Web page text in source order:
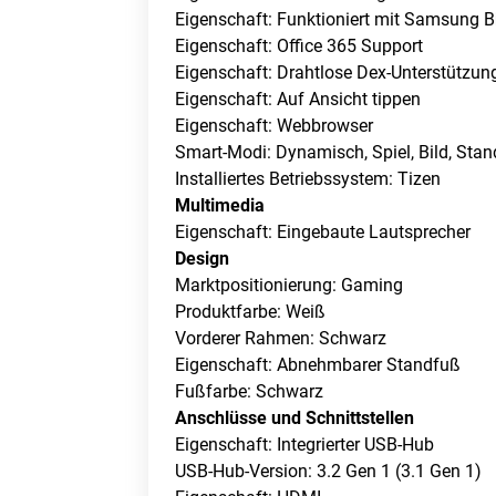
Eigenschaft: Funktioniert mit Samsung
Eigenschaft: Office 365 Support
Eigenschaft: Drahtlose Dex-
Eigenschaft: Auf Ansicht tippen
Eigenschaft: Webbrowser
Smart-Modi: Dynamisch, Spiel, Bild,
Installiertes Betriebssystem: Tizen
Multimedia
Eigenschaft: Eingebaute Lautsprecher
Design
Marktpositionierung: Gaming
Produktfarbe: Weiß
Vorderer Rahmen: Schwarz
Eigenschaft: Abnehmbarer Standfuß
Fußfarbe: Schwarz
Anschlüsse und Schnittstellen
Eigenschaft: Integrierter USB-Hub
USB-Hub-Version: 3.2 Gen 1 (3.1 Gen 1)